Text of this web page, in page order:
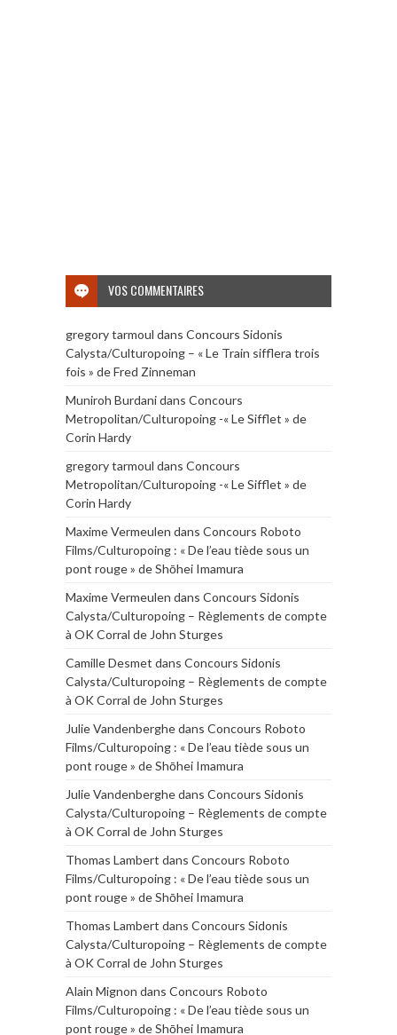
VOS COMMENTAIRES
gregory tarmoul dans Concours Sidonis
Calysta/Culturopoing – « Le Train sifflera trois
fois » de Fred Zinneman
Muniroh Burdanidans Concours
Metropolitan/Culturopoing -« Le Sifflet » de
Corin Hardy
gregory tarmoul dans Concours
Metropolitan/Culturopoing -« Le Sifflet » de
Corin Hardy
Maxime Vermeulen dans Concours Roboto
Films/Culturopoing : « De l’eau tiède sous un
pont rouge » de Shōhei Imamura
Maxime Vermeulen dans Concours Sidonis
Calysta/Culturopoing – Règlements de compte
à OK Corral de John Sturges
Camille Desmet dans Concours Sidonis
Calysta/Culturopoing – Règlements de compte
à OK Corral de John Sturges
Julie Vandenberghedans Concours Roboto
Films/Culturopoing : « De l’eau tiède sous un
pont rouge » de Shōhei Imamura
Julie Vandenberghedans Concours Sidonis
Calysta/Culturopoing – Règlements de compte
à OK Corral de John Sturges
Thomas Lambert dans Concours Roboto
Films/Culturopoing : « De l’eau tiède sous un
pont rouge » de Shōhei Imamura
Thomas Lambert dans Concours Sidonis
Calysta/Culturopoing – Règlements de compte
à OK Corral de John Sturges
Alain Mignon dans Concours Roboto
Films/Culturopoing : « De l’eau tiède sous un
pont rouge » de Shōhei Imamura